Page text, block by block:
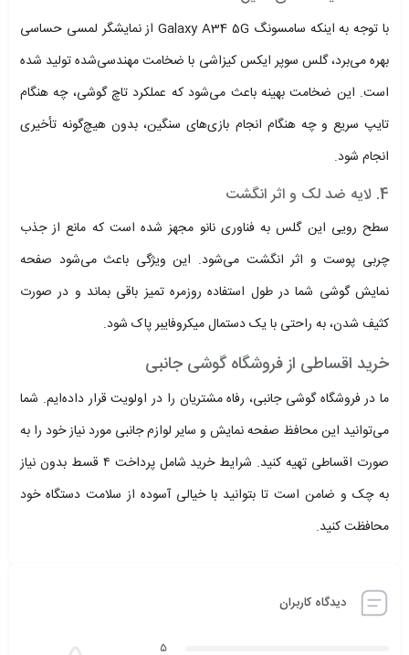
با توجه به اینکه سامسونگ Galaxy A34 5G از نمایشگر لمسی حساسی
بهره می‌برد، گلس سوپر ایکس کیزاشی با ضخامت مهندسی‌شده تولید شده
است. این ضخامت بهینه باعث می‌شود که عملکرد تاچ گوشی، چه هنگام
تایپ سریع و چه هنگام انجام بازی‌های سنگین، بدون هیچ‌گونه تأخیری
انجام شود.
4. لایه ضد لک و اثر انگشت
سطح رویی این گلس به فناوری نانو مجهز شده است که مانع از جذب
چربی پوست و اثر انگشت می‌شود. این ویژگی باعث می‌شود صفحه
نمایش گوشی شما در طول استفاده روزمره تمیز باقی بماند و در صورت
کثیف شدن، به راحتی با یک دستمال میکروفایبر پاک شود.
خرید اقساطی از فروشگاه گوشی جانبی
ما در فروشگاه گوشی جانبی، رفاه مشتریان را در اولویت قرار داده‌ایم. شما
می‌توانید این محافظ صفحه نمایش و سایر لوازم جانبی مورد نیاز خود را به
صورت اقساطی تهیه کنید. شرایط خرید شامل پرداخت ۴ قسط بدون نیاز
به چک و ضامن است تا بتوانید با خیالی آسوده از سلامت دستگاه خود
محافظت کنید.
دیدگاه کاربران
5